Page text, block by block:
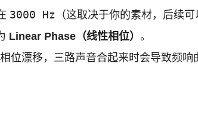
3000 Hz （这取决于你的素材，后续可
Linear Phase（线性相位）。
位漂移，三路声音合起来时会导致频